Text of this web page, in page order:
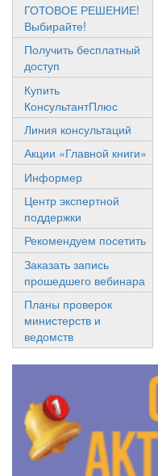
ГОТОВОЕ РЕШЕНИЕ!
Выбирайте!
Получить бесплатный
доступ
Купить
КонсультантПлюс
Линия консультаций
Акции «Главной книги»
Информер
Центр экспертной
поддержки
Рекомендуем посетить
Заказать запись
прошедшего вебинара
Планы проверок
министерств и
ведомств